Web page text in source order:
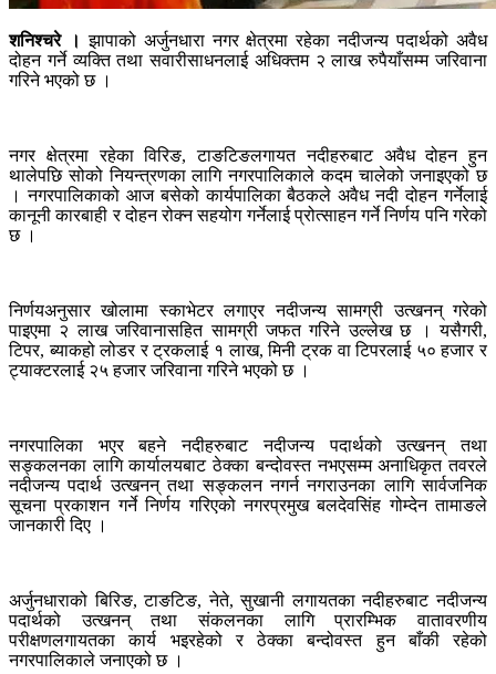
शनिश्चरे । झापाको अर्जुनधारा नगर क्षेत्रमा रहेका नदीजन्य पदार्थको अवैध
दोहन गर्ने व्यक्ति तथा सवारीसाधनलाई अधिक्तम २ लाख रुपैयाँसम्म जरिवाना
गरिने भएको छ ।
नगर क्षेत्रमा रहेका विरिङ, टाङटिङलगायत नदीहरुबाट अवैध दोहन हुन
थालेपछि सोको नियन्त्रणका लागि नगरपालिकाले कदम चालेको जनाइएको छ
। नगरपालिकाको आज बसेको कार्यपालिका बैठकले अवैध नदी दोहन गर्नेलाई
कानूनी कारबाही र दोहन रोक्न सहयोग गर्नेलाई प्रोत्साहन गर्ने निर्णय पनि गरेको
छ ।
निर्णयअनुसार खोलामा स्काभेटर लगाएर नदीजन्य सामग्री उत्खनन् गरेको
पाइएमा २ लाख जरिवानासहित सामग्री जफत गरिने उल्लेख छ । यसैगरी,
टिपर, ब्याकहो लोडर र ट्रकलाई १ लाख, मिनी ट्रक वा टिपरलाई ५० हजार र
ट्याक्टरलाई २५ हजार जरिवाना गरिने भएको छ ।
नगरपालिका भएर बहने नदीहरुबाट नदीजन्य पदार्थको उत्खनन् तथा
सङ्कलनका लागि कार्यालयबाट ठेक्का बन्दोवस्त नभएसम्म अनाधिकृत तवरले
नदीजन्य पदार्थ उत्खनन् तथा सङ्कलन नगर्न नगराउनका लागि सार्वजनिक
सूचना प्रकाशन गर्ने निर्णय गरिएको नगरप्रमुख बलदेवसिंह गोम्देन तामाङले
जानकारी दिए ।
अर्जुनधाराको बिरिङ, टाङटिङ, नेते, सुखानी लगायतका नदीहरुबाट नदीजन्य
पदार्थको उत्खनन् तथा संकलनका लागि प्रारम्भिक वातावरणीय
परीक्षणलगायतका कार्य भइरहेको र ठेक्का बन्दोवस्त हुन बाँकी रहेको
नगरपालिकाले जनाएको छ ।